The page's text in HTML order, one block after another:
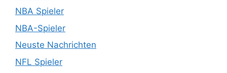
NBA Spieler
NBA-Spieler
Neuste Nachrichten
NFL Spieler